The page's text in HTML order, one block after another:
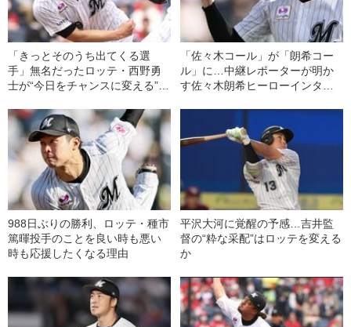
「きっとそのうち出てくる選
手」無名だったロッテ・西野勇
士が“今日をチャンスに変える”ま
「佐々木コール」が「朗希コー
ル」に…中継レポーターが明か
す佐々木朗希ヒーローインタビ
988日ぶりの勝利、ロッテ・種市
篤暉投手のことを良い時も悪い
時も応援したくなる理由
平沢大河に覚醒の予感…吉井監
督の“粋な采配”はロッテを変える
か